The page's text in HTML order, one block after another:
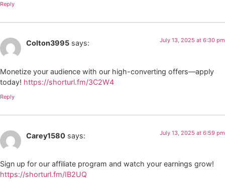
Reply
Colton3995 says: July 13, 2025 at 6:30 pm
Monetize your audience with our high-converting offers—apply
today! https://shorturl.fm/3C2W4
Reply
Carey1580 says: July 13, 2025 at 6:59 pm
Sign up for our affiliate program and watch your earnings grow!
https://shorturl.fm/IB2UQ